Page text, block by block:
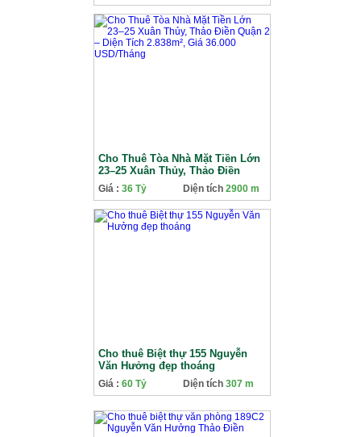
Cho Thuê Tòa Nhà Mặt Tiền Lớn
23–25 Xuân Thủy, Thảo Điền
Quận 2 – Diện Tích 2.838m², Giá
36.000 USD/Tháng
Giá : 36 Tỷ Diện tích 2900 m
Cho thuê Biệt thự 155 Nguyễn
Văn Hưởng đẹp thoáng
Giá : 60 Tỷ Diện tích 307 m